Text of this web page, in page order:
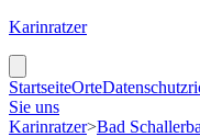
Karinratzer
StartseiteOrte
Sie uns
Karinratzer>Bad